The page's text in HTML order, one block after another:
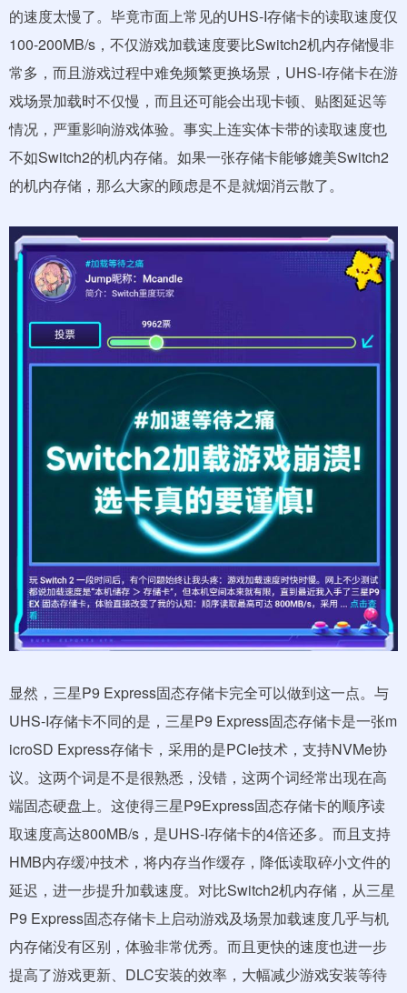
的速度太慢了。毕竟市面上常见的UHS-I存储卡的读取速度仅
100-200MB/s，不仅游戏加载速度要比Switch2机内存储慢非
常多，而且游戏过程中难免频繁更换场景，UHS-I存储卡在游
戏场景加载时不仅慢，而且还可能会出现卡顿、贴图延迟等
情况，严重影响游戏体验。事实上连实体卡带的读取速度也
不如Switch2的机内存储。如果一张存储卡能够媲美Switch2
的机内存储，那么大家的顾虑是不是就烟消云散了。
显然，三星P9 Express固态存储卡完全可以做到这一点。与
UHS-I存储卡不同的是，三星P9 Express固态存储卡是一张m
icroSD Express存储卡，采用的是PCIe技术，支持NVMe协
议。这两个词是不是很熟悉，没错，这两个词经常出现在高
端固态硬盘上。这使得三星P9Express固态存储卡的顺序读
取速度高达800MB/s，是UHS-I存储卡的4倍还多。而且支持
HMB内存缓冲技术，将内存当作缓存，降低读取碎小文件的
延迟，进一步提升加载速度。对比Switch2机内存储，从三星
P9 Express固态存储卡上启动游戏及场景加载速度几乎与机
内存储没有区别，体验非常优秀。而且更快的速度也进一步
提高了游戏更新、DLC安装的效率，大幅减少游戏安装等待